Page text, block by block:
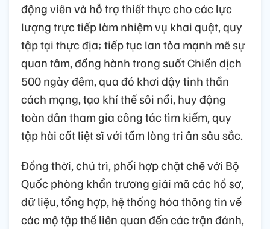
động viên và hỗ trợ thiết thực cho các lực
lượng trực tiếp làm nhiệm vụ khai quật, quy
tập tại thực địa; tiếp tục lan tỏa mạnh mẽ sự
quan tâm, đồng hành trong suốt Chiến dịch
500 ngày đêm, qua đó khơi dậy tinh thần
cách mạng, tạo khí thế sôi nổi, huy động
toàn dân tham gia công tác tìm kiếm, quy
tập hài cốt liệt sĩ với tấm lòng tri ân sâu sắc.
Đồng thời, chủ trì, phối hợp chặt chẽ với Bộ
Quốc phòng khẩn trương giải mã các hồ sơ,
dữ liệu, tổng hợp, hệ thống hóa thông tin về
các mộ tập thể liên quan đến các trận đánh,